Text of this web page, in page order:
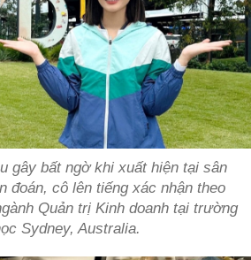
gây bất ngờ khi xuất hiện tại sân
đoán, cô lên tiếng xác nhận theo
Quản trị Kinh doanh tại trường
Sydney, Australia.